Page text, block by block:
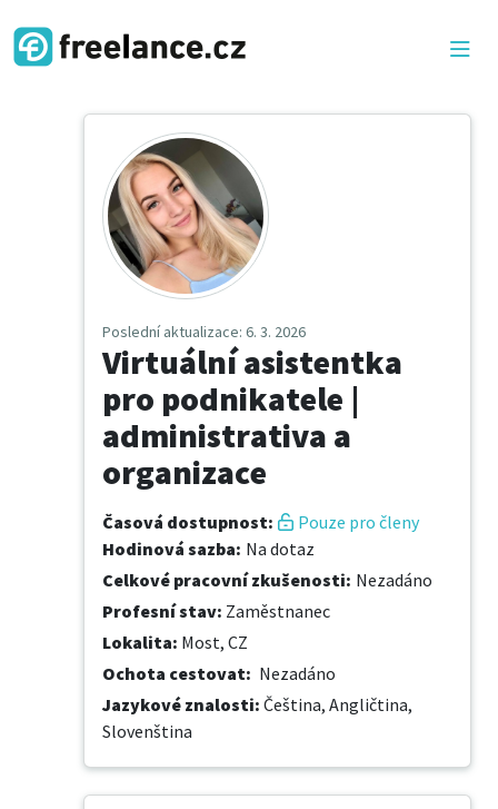
Poslední aktualizace: 6. 3. 2026
Virtuální asistentka
pro podnikatele |
administrativa a
organizace
Časová dostupnost:
Pouze pro členy
Hodinová sazba: Na dotaz
Celkové pracovní zkušenosti: Nezadáno
Profesní stav: Zaměstnanec
Lokalita: Most, CZ
Ochota cestovat: Nezadáno
Jazykové znalosti: Čeština, Angličtina,
Slovenština